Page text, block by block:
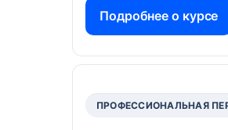
Подробнее о курсе
ПРОФЕССИОНАЛЬНАЯ